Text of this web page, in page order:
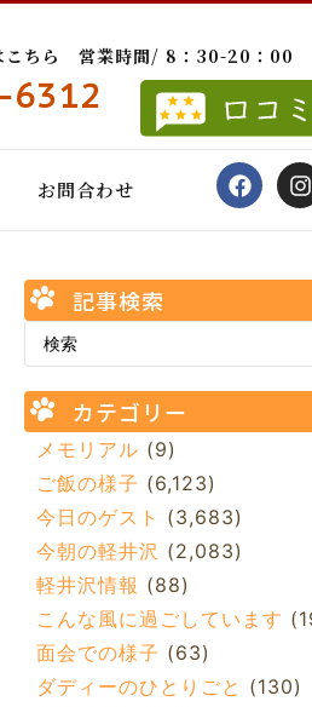
こちら 営業時間/ 8：30-20：00
お問合わせ
記事検索
カテゴリー
メモリアル (9)
ご飯の様子 (6,123)
今日のゲスト (3,683)
今朝の軽井沢 (2,083)
軽井沢情報 (88)
こんな風に過ごしています
面会での様子 (63)
ダディーのひとりごと (130)